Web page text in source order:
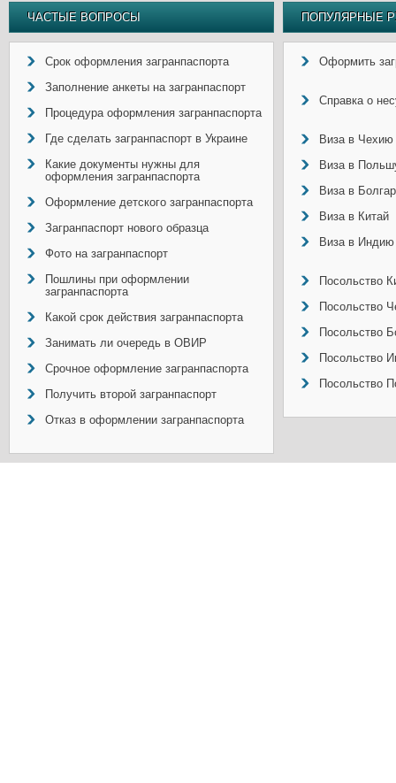
ЧАСТЫЕ ВОПРОСЫ
Срок оформления загранпаспорта
Заполнение анкеты на загранпаспорт
Процедура оформления загранпаспорта
Где сделать загранпаспорт в Украине
Какие документы нужны для
оформления загранпаспорта
Оформление детского загранпаспорта
Загранпаспорт нового образца
Фото на загранпаспорт
Пошлины при оформлении
загранпаспорта
Какой срок действия загранпаспорта
Занимать ли очередь в ОВИР
Срочное оформление загранпаспорта
Получить второй загранпаспорт
Отказ в оформлении загранпаспорта
ПОПУЛЯРНЫЕ
Оформить
Справка о
Виза в Чехию
Виза в
Виза в
Виза в Китай
Виза в Индию
Посольство
Посольство
Посольство
Посольство
Посольство